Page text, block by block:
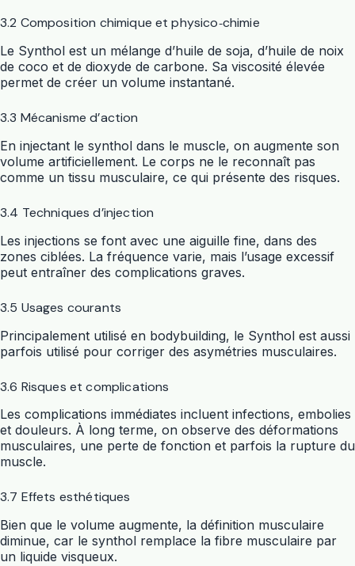
3.2 Composition chimique et physico‑chimie
Le Synthol est un mélange d’huile de soja, d’huile de noix
de coco et de dioxyde de carbone. Sa viscosité élevée
permet de créer un volume instantané.
3.3 Mécanisme d’action
En injectant le synthol dans le muscle, on augmente son
volume artificiellement. Le corps ne le reconnaît pas
comme un tissu musculaire, ce qui présente des risques.
3.4 Techniques d’injection
Les injections se font avec une aiguille fine, dans des
zones ciblées. La fréquence varie, mais l’usage excessif
peut entraîner des complications graves.
3.5 Usages courants
Principalement utilisé en bodybuilding, le Synthol est aussi
parfois utilisé pour corriger des asymétries musculaires.
3.6 Risques et complications
Les complications immédiates incluent infections, embolies
et douleurs. À long terme, on observe des déformations
musculaires, une perte de fonction et parfois la rupture du
muscle.
3.7 Effets esthétiques
Bien que le volume augmente, la définition musculaire
diminue, car le synthol remplace la fibre musculaire par
un liquide visqueux.